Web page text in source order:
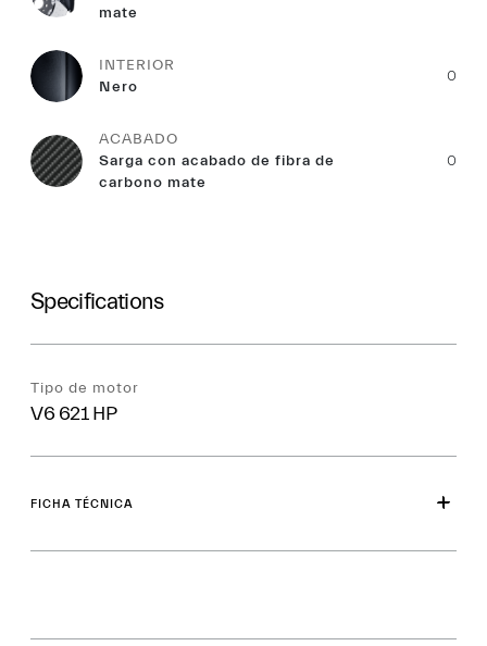
mate
INTERIOR
Nero
0
ACABADO
Sarga con acabado de fibra de
carbono mate
0
Specifications
Tipo de motor
V6 621 HP
FICHA TÉCNICA